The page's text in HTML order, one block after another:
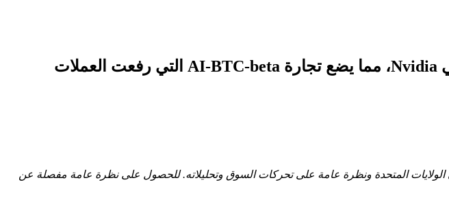
يصطدم ارتفاع المخاطرة الذي تحركه أمازون بالأمس مع تذبذب حاد في Nvidia، مما يضع تجارة AI-BTC-beta التي رفعت العملات
المتحدة ونظرة عامة على تحركات السوق وتحليلاته. للحصول على نظرة عامة مفصلة عن